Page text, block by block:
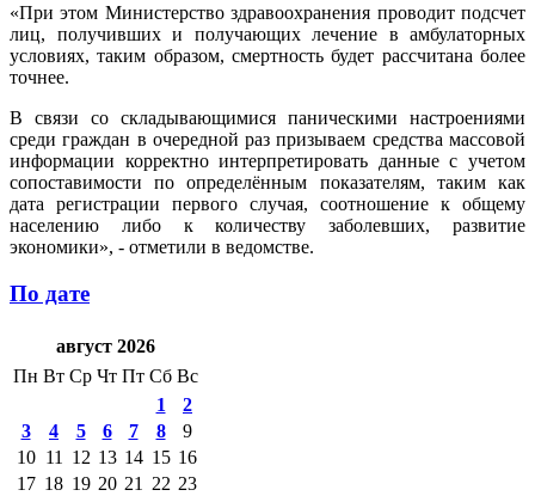
«При этом Министерство здравоохранения проводит подсчет
лиц, получивших и получающих лечение в амбулаторных
условиях, таким образом, смертность будет рассчитана более
точнее.
В связи со складывающимися паническими настроениями
среди граждан в очередной раз призываем средства массовой
информации корректно интерпретировать данные с учетом
сопоставимости по определённым показателям, таким как
дата регистрации первого случая, соотношение к общему
населению либо к количеству заболевших, развитие
экономики», - отметили в ведомстве.
По дате
август 2026
Пн Вт Ср Чт Пт Сб Вс
1
2
3
4 5 6 7 8
9
10 11 12 13 14 15 16
17 18 19 20 21 22 23